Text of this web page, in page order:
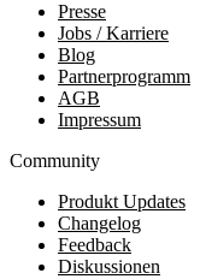
Presse
Jobs / Karriere
Blog
Partnerprogramm
AGB
Impressum
Community
Produkt Updates
Changelog
Feedback
Diskussionen